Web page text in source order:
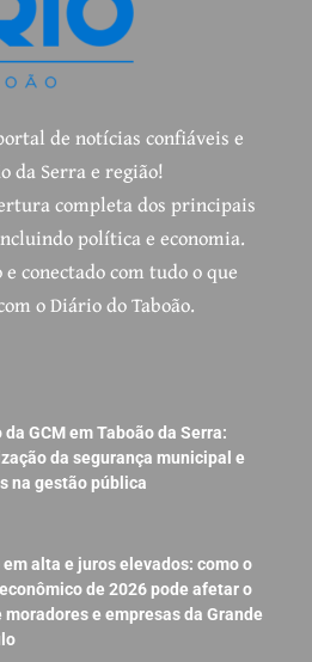
de notícias confiáveis e
da Serra e região!
completa dos principais
política e economia.
conectado com tudo o que
o Diário do Taboão.
GCM em Taboão da Serra:
da segurança municipal e
na gestão pública
alta e juros elevados: como o
de 2026 pode afetar o
moradores e empresas da Grande